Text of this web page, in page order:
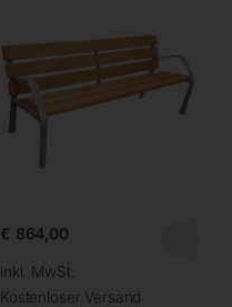
€ 864,00
inkl. MwSt.
Kostenloser Versand